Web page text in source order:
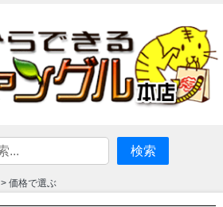
> 価格で選ぶ